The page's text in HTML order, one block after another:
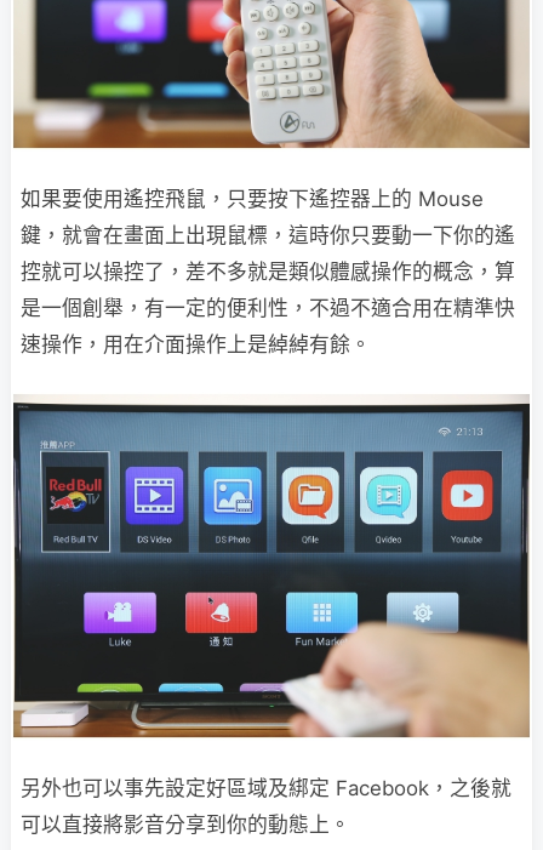
如果要使用遙控飛鼠，只要按下遙控器上的 Mouse
鍵，就會在畫面上出現鼠標，這時你只要動一下你的遙
控就可以操控了，差不多就是類似體感操作的概念，算
是一個創舉，有一定的便利性，不過不適合用在精準快
速操作，用在介面操作上是綽綽有餘。
另外也可以事先設定好區域及綁定 Facebook，之後就
可以直接將影音分享到你的動態上。